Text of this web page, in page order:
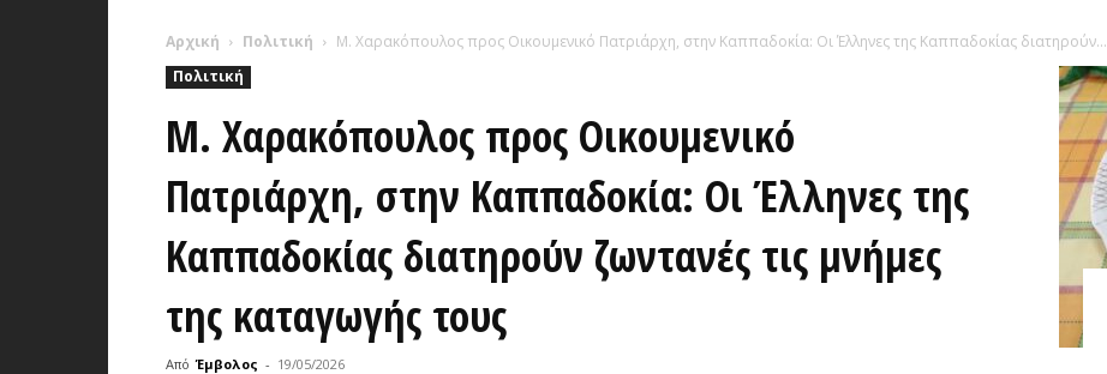
Αρχική Πολιτική
Μ. Χαρακόπουλος προς Οικουμενικό Πατριάρχη, στην Καππαδοκία: Οι Έλληνες της Καππαδοκίας διατηρούν...
Πολιτική
Μ. Χαρακόπουλος προς Οικουμενικό
Πατριάρχη, στην Καππαδοκία: Οι Έλληνες της
Καππαδοκίας διατηρούν ζωντανές τις μνήμες
της καταγωγής τους
Από Έμβολος - 19/05/2026